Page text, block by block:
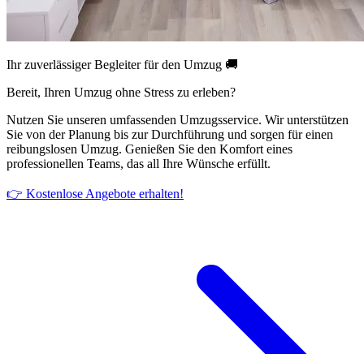
Ihr zuverlässiger Begleiter für den Umzug 🚚
Bereit, Ihren Umzug ohne Stress zu erleben?
Nutzen Sie unseren umfassenden Umzugsservice. Wir unterstützen
Sie von der Planung bis zur Durchführung und sorgen für einen
reibungslosen Umzug. Genießen Sie den Komfort eines
professionellen Teams, das all Ihre Wünsche erfüllt.
👉 Kostenlose Angebote erhalten!